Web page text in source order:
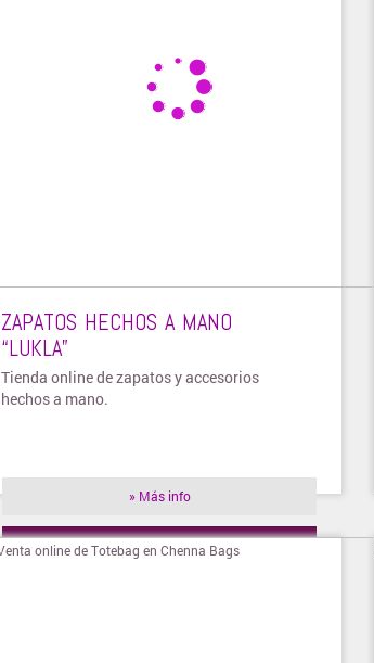
ZAPATOS HECHOS A MANO
“LUKLA”
Tienda online de zapatos y accesorios
hechos a mano.
» Más info
» Visitar tienda